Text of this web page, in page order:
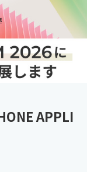
APPLI